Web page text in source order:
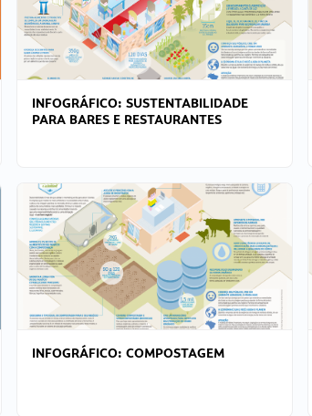
INFOGRÁFICO: SUSTENTABILIDADE
PARA BARES E RESTAURANTES
INFOGRÁFICO: COMPOSTAGEM